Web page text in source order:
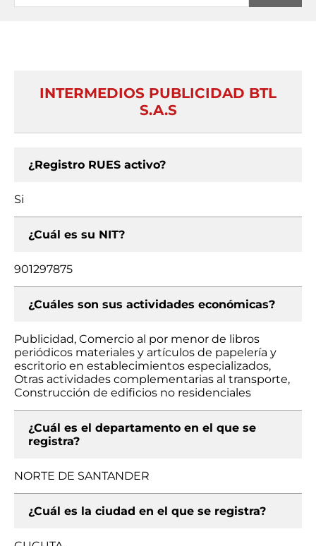
INTERMEDIOS PUBLICIDAD BTL
S.A.S
¿Registro RUES activo?
Si
¿Cuál es su NIT?
901297875
¿Cuáles son sus actividades económicas?
Publicidad, Comercio al por menor de libros
periódicos materiales y artículos de papelería y
escritorio en establecimientos especializados,
Otras actividades complementarias al transporte,
Construcción de edificios no residenciales
¿Cuál es el departamento en el que se
registra?
NORTE DE SANTANDER
¿Cuál es la ciudad en el que se registra?